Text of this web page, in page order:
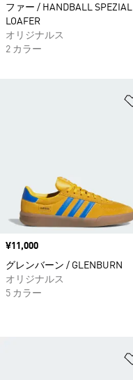
ファー / HANDBALL SPEZIAL
LOAFER
オリジナルス
2 カラー
価格
¥11,000
グレンバーン / GLENBURN
オリジナルス
5 カラー